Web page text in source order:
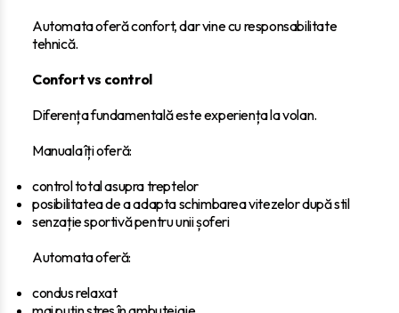
Automata oferă confort, dar vine cu responsabilitate
tehnică.
Confort vs control
Diferența fundamentală este experiența la volan.
Manuala îți oferă:
control total asupra treptelor
posibilitatea de a adapta schimbarea vitezelor după stil
senzație sportivă pentru unii șoferi
Automata oferă:
condus relaxat